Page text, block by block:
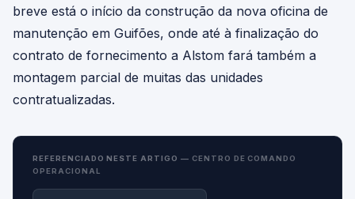
breve está o início da construção da nova oficina de
manutenção em Guifões, onde até à finalização do
contrato de fornecimento a Alstom fará também a
montagem parcial de muitas das unidades
contratualizadas.
REFERENCIADO NESTE ARTIGO — CENTRO DE COMANDO
OPERACIONAL